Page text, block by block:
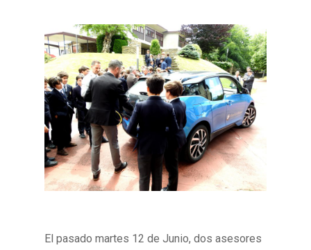
El pasado martes 12 de Junio, dos asesores